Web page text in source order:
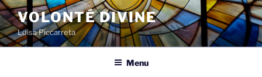
Spring
naar
de
inhoud
VOLONTÉ DIVINE
Luisa Piccarreta
Menu